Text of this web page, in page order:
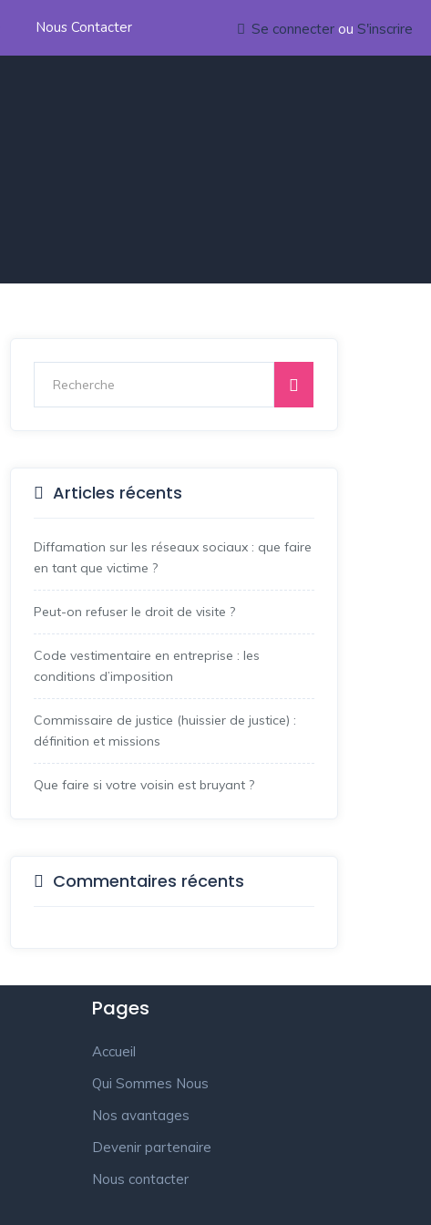
Nous Contacter Se connecter ou S'inscrire
Articles récents
Diffamation sur les réseaux sociaux : que faire
en tant que victime ?
Peut-on refuser le droit de visite ?
Code vestimentaire en entreprise : les
conditions d’imposition
Commissaire de justice (huissier de justice) :
définition et missions
Que faire si votre voisin est bruyant ?
Commentaires récents
Pages
Accueil
Qui Sommes Nous
Nos avantages
Devenir partenaire
Nous contacter